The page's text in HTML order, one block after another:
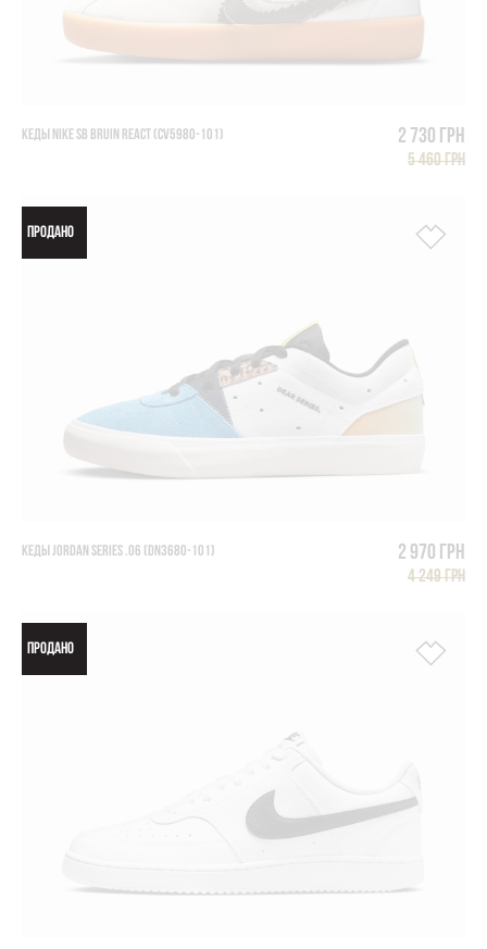
КЕДЫ NIKE SB BRUIN REACT (CV5980-101) 2 730 грн
5 460 грн
ПРОДАНО
КЕДЫ JORDAN SERIES .06 (DN3680-101) 2 970 грн
4 249 грн
ПРОДАНО